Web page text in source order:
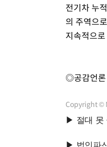
전기차 누
의 주역으
지속적으
◎공감언론
Copyright ©